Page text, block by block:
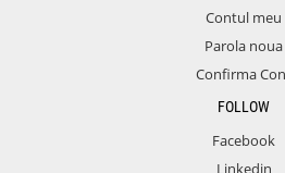
Contul meu
Parola noua
Confirma
FOLLOW
Facebook
Linkedin